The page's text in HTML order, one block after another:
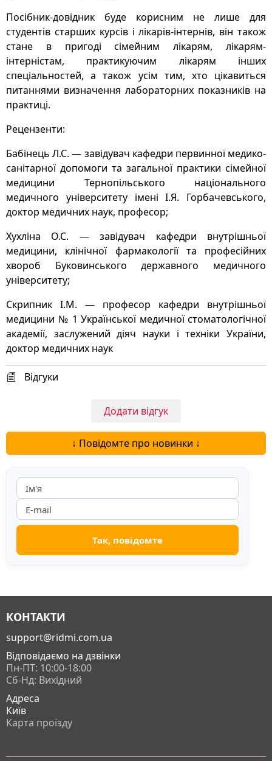
Посібник-довідник буде корисним не лише для
студентів старших курсів і лікарів-інтернів, він також
стане в пригоді сімейним лікарям, лікарям-
інтерністам, практикуючим лікарям інших
спеціальностей, а також усім тим, хто цікавиться
питаннями визначення лабораторних показників на
практиці.
Рецензенти:
Бабінець Л.С. — завідувач кафедри первинної медико-
санітарної допомоги та загальної практики сімейної
медицини Тернопільського національного
медичного університету імені І.Я. Горбачевського,
доктор медичних наук, професор;
Хухліна О.С. — завідувач кафедри внутрішньої
медицини, клінічної фармакології та професійних
хвороб Буковинського державного медичного
університету;
Скрипник І.М. — професор кафедри внутрішньої
медицини № 1 Української медичної стоматологічної
академії, заслужений діяч науки і техніки України,
доктор медичних наук
Відгуки
Додати відгук
↓ Повідомте про новинки ↓
КОНТАКТИ
support@ridmi.com.ua
Відповідаємо на дзвінки
Пн-ПТ: 10:00-18:00
Сб-Нд: Вихідний
Адреса
Київ
Карта проїзду